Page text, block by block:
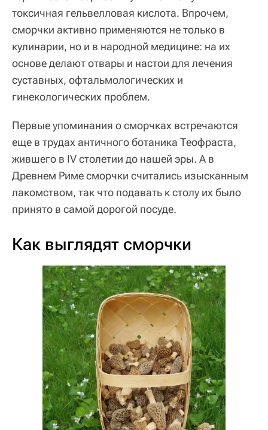
токсичная гельвелловая кислота. Впрочем,
сморчки активно применяются не только в
кулинарии, но и в народной медицине: на их
основе делают отвары и настои для лечения
суставных, офтальмологических и
гинекологических проблем.
Первые упоминания о сморчках встречаются
еще в трудах античного ботаника Теофраста,
жившего в IV столетии до нашей эры. А в
Древнем Риме сморчки считались изысканным
лакомством, так что подавать к столу их было
принято в самой дорогой посуде.
Как выглядят сморчки